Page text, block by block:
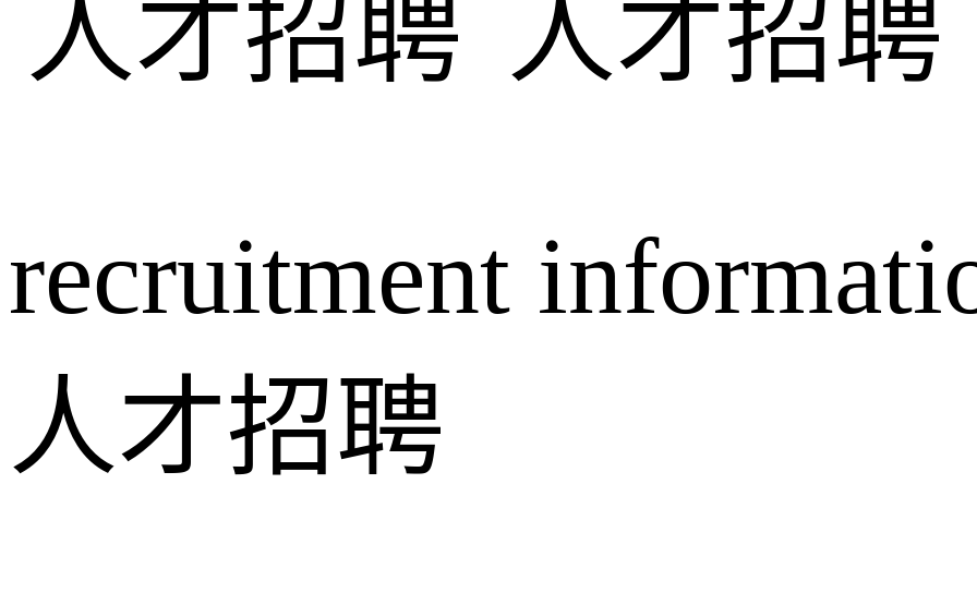
recruitment
人才招聘